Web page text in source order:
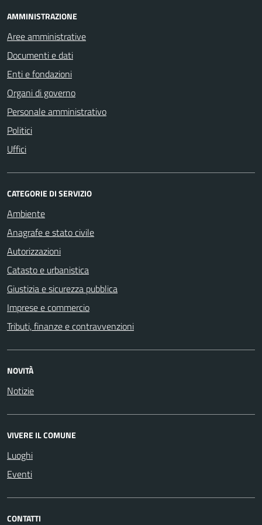
AMMINISTRAZIONE
Aree amministrative
Documenti e dati
Enti e fondazioni
Organi di governo
Personale amministrativo
Politici
Uffici
CATEGORIE DI SERVIZIO
Ambiente
Anagrafe e stato civile
Autorizzazioni
Catasto e urbanistica
Giustizia e sicurezza pubblica
Imprese e commercio
Tributi, finanze e contravvenzioni
NOVITÀ
Notizie
VIVERE IL COMUNE
Luoghi
Eventi
CONTATTI